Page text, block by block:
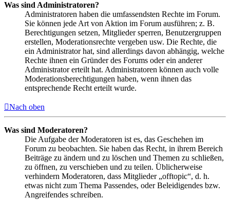
Was sind Administratoren?
Administratoren haben die umfassendsten Rechte im Forum.
Sie können jede Art von Aktion im Forum ausführen; z. B.
Berechtigungen setzen, Mitglieder sperren, Benutzergruppen
erstellen, Moderationsrechte vergeben usw. Die Rechte, die
ein Administrator hat, sind allerdings davon abhängig, welche
Rechte ihnen ein Gründer des Forums oder ein anderer
Administrator erteilt hat. Administratoren können auch volle
Moderationsberechtigungen haben, wenn ihnen das
entsprechende Recht erteilt wurde.
Nach oben
Was sind Moderatoren?
Die Aufgabe der Moderatoren ist es, das Geschehen im
Forum zu beobachten. Sie haben das Recht, in ihrem Bereich
Beiträge zu ändern und zu löschen und Themen zu schließen,
zu öffnen, zu verschieben und zu teilen. Üblicherweise
verhindern Moderatoren, dass Mitglieder „offtopic“, d. h.
etwas nicht zum Thema Passendes, oder Beleidigendes bzw.
Angreifendes schreiben.